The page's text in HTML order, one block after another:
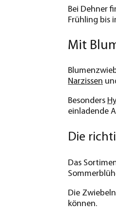
Bei Dehner
Frühling bis
Mit
Narzissen
Besonders
einladende
Die
Das
Die
können.